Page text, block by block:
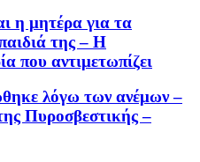
η μητέρα για τα
της – Η
που αντιμετωπίζει
λόγω των ανέμων –
Πυροσβεστικής –